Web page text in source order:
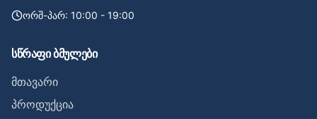
ორშ-პარ: 10:00 - 19:00
სწრაფი ბმულები
მთავარი
პროდუქცია